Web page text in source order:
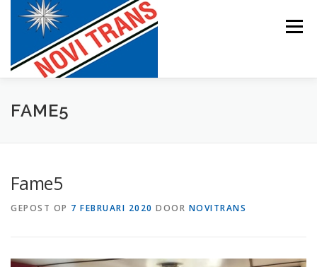
Menu
BEVRACHTING
FAME5
Fame5
GEPOST OP 7 FEBRUARI 2020 DOOR NOVITRANS